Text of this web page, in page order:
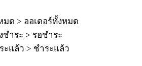
มด > ออเดอร์ทั้งหมด
ชําระ > รอชําระ
ระแล้ว > ชําระแล้ว